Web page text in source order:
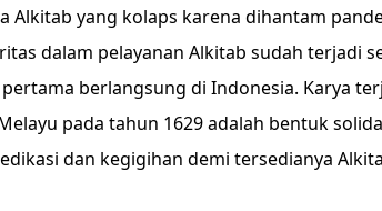
Alkitab yang kolaps karena dihantam
dalam pelayanan Alkitab sudah terjadi
berlangsung di Indonesia. Karya
pada tahun 1629 adalah bentuk
dan kegigihan demi tersedianya